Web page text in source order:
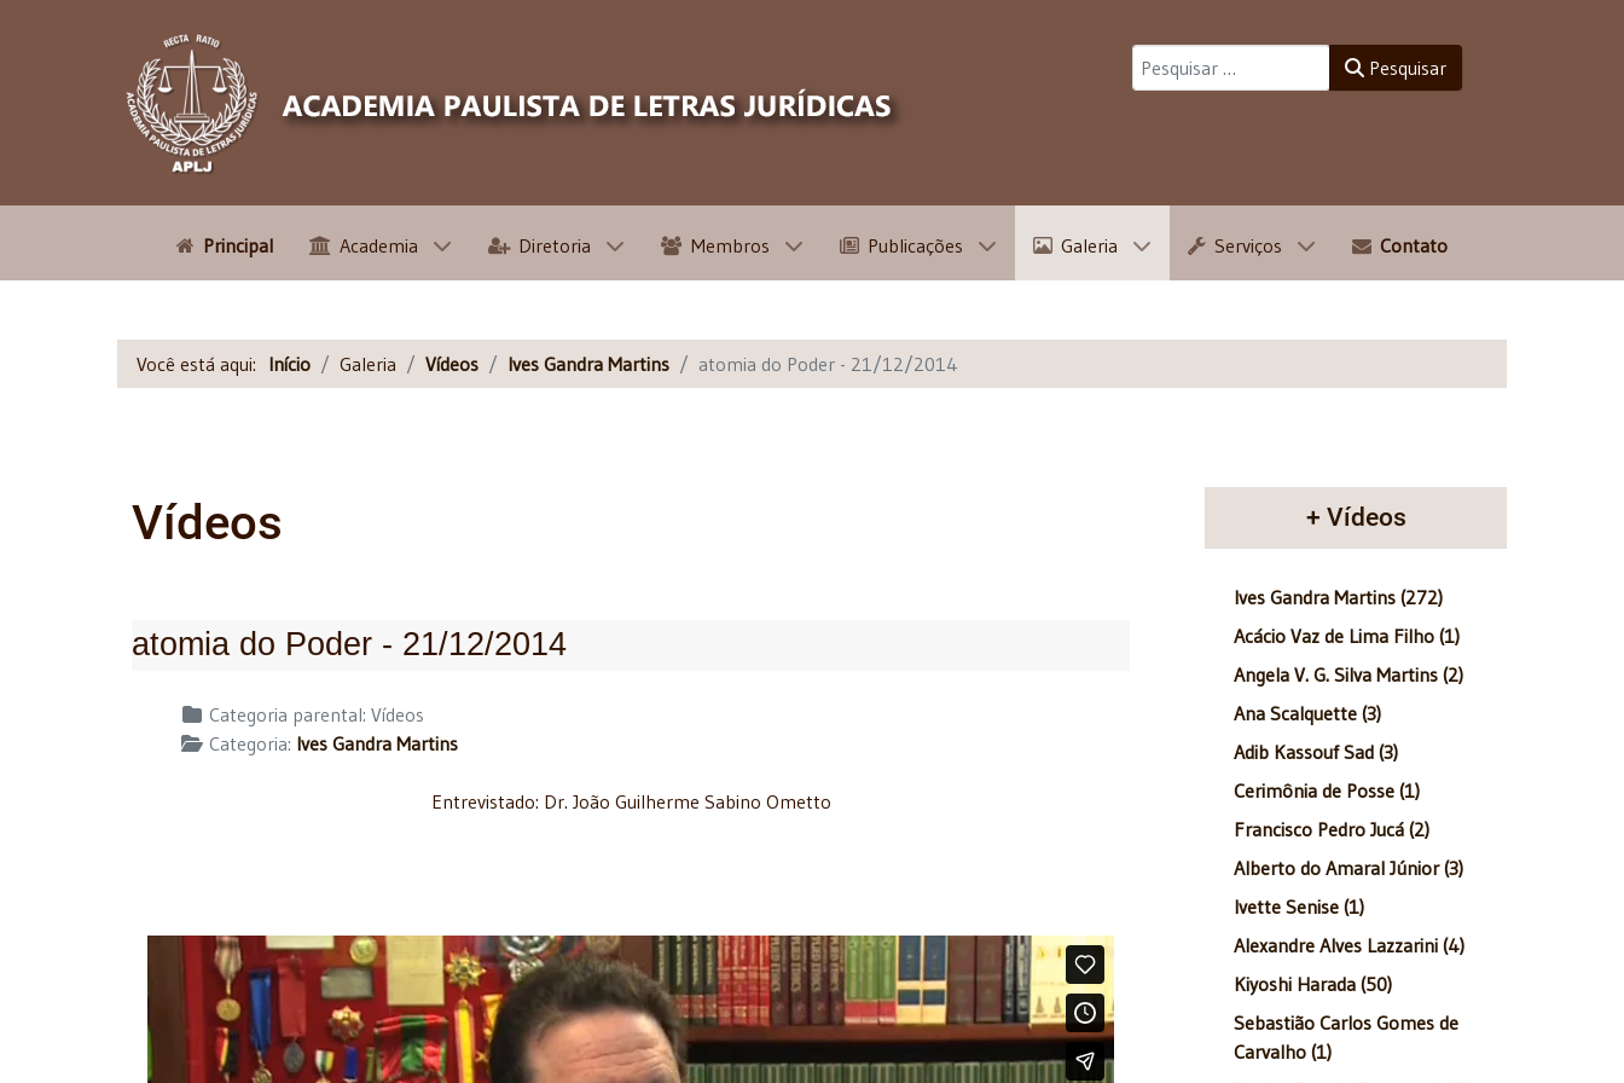
Pesquisar
Principal Academia Diretoria Membros Publicações Galeria Serviços Contato
Você está aqui: Início Galeria Vídeos Ives Gandra Martins atomia do Poder - 21/12/2014
Vídeos
atomia do Poder - 21/12/2014
Detalhes Categoria parental: Vídeos
Categoria: Ives Gandra Martins
Entrevistado: Dr. João Guilherme Sabino Ometto
+ Vídeos
Ives Gandra Martins (272)
Acácio Vaz de Lima Filho (1)
Angela V. G. Silva Martins (2)
Ana Scalquette (3)
Adib Kassouf Sad (3)
Cerimônia de Posse (1)
Francisco Pedro Jucá (2)
Alberto do Amaral Júnior (3)
Ivette Senise (1)
Alexandre Alves Lazzarini (4)
Kiyoshi Harada (50)
Sebastião Carlos Gomes de
Carvalho (1)